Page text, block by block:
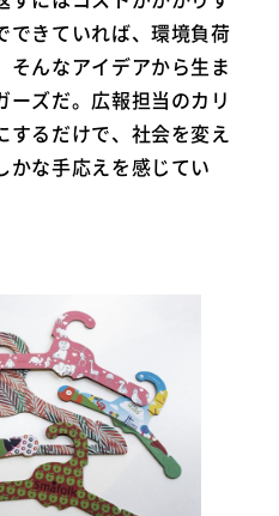
できていれば、環境負荷
そんなアイデアから生ま
ズだ。広報担当のカリ
するだけで、社会を変え
かな手応えを感じてい